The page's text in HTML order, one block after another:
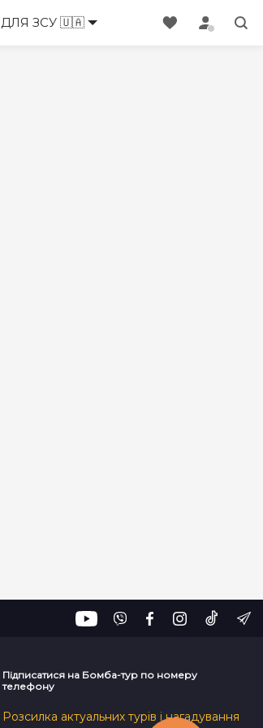
ДЛЯ ЗСУ 🇺🇦
Підписатися на Бомба-тур по номеру
телефону
Розсилка актуальних турів і нагадування